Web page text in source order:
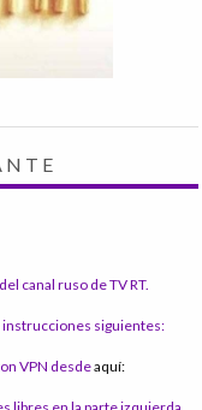
canal ruso de TV RT.
instrucciones siguientes:
VPN desdeaquí: